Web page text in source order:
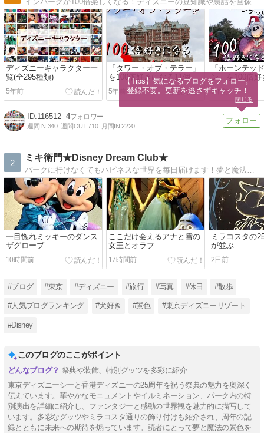
ディズニーキャラクター一
覧(全295種類)
5年前
「タワー・オブ・テラー」
を100倍好きになる11個の
ポイント
5年前
「ホーンテッ
ン」を100倍好
のポイント
5年前
116512 4
週間IN:340 週間OUT:710 月間IN:2220
2
ミキ衛門★Disney Dream Club★
パークに行けなくてもハピネスな世界を毎日届けます！夢と魔法のディズニーリゾートをみなさんと一緒に！夢の王国と魅力ある魔法の世界へ
一目惚れミッキーのダンス
ザグローブ
10時間前
ここだけ会えるアナと雪の
女王とオラフ
17時間前
ミラコスタの
が並ぶ
2日前
#ブログ #東京 #ディズニー #旅行 #写真 #休日 #散歩
#人気ブログランキング #犬好き #景色 #東京ディズニーリゾート
#Disney
このブログのここがポイント
祭典や装飾、特別グッツを多彩に紹介
東京ディズニーシーと香港ディズニーの25周年を祝う祭典の魅力を奥深く
伝えています。華やかなモニュメントやイルミネーション、パーク内の特
別演出を詳細に紹介し、ファンタジーと感動の世界観を魅力的に描写して
います。多彩なグッツやミラコスタ通りの飾り付けも紹介され、周年の記
録とともに未来への期待を煽っています。読者にとって夢と魔法の景色を
【Tips】気になるブログをフォロー。
登録不要。更新を逃さずキャッチ！
閉じる